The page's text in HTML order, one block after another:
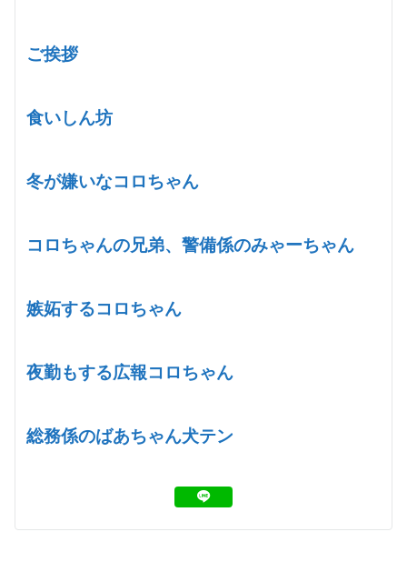
ご挨拶
食いしん坊
冬が嫌いなコロちゃん
コロちゃんの兄弟、警備係のみゃーちゃん
嫉妬するコロちゃん
夜勤もする広報コロちゃん
総務係のばあちゃん犬テン